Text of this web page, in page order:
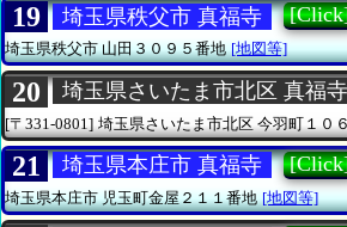
19 埼玉県秩父市 真福寺
埼玉県秩父市山田３０９５番地 [地図等]
20 埼玉県さいたま市北区 真福寺
[〒331-0801] 埼玉県さいたま市北区 今羽町１０
21 埼玉県本庄市 真福寺
埼玉県本庄市児玉町金屋２１１番地 [地図等]